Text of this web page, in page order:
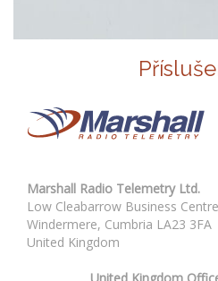
Marshall Radio Telemetry Ltd.
Low Cleabarrow Business Centre
Windermere, Cumbria LA23 3FA
United Kingdom
United Kingdom